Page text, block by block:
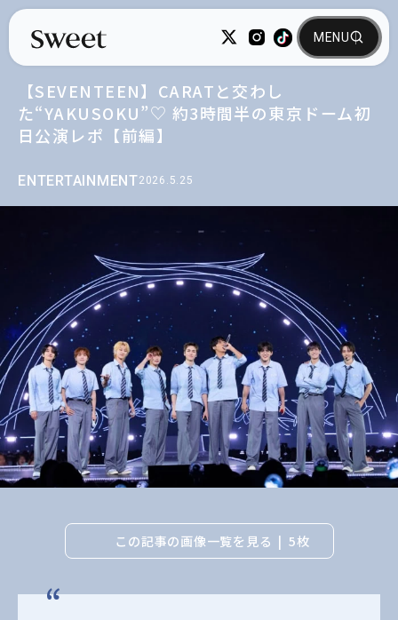
ENTERTAINMENT2026.5.25
【SEVENTEEN】CARATと交わし
た“YAKUSOKU”♡ 約3時間半の東京ドーム初
日公演レポ【前編】
この記事の画像一覧を見る 5枚